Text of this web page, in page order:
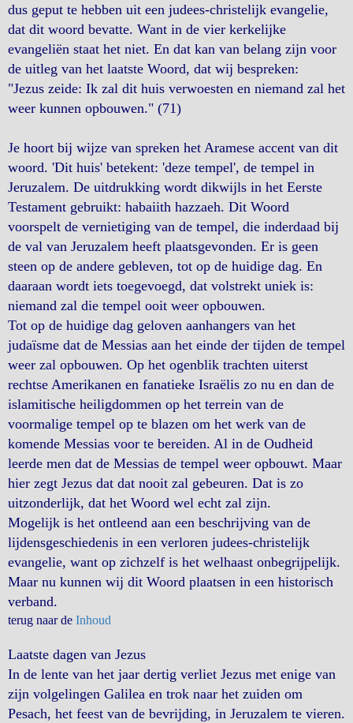
dus geput te hebben uit een judees-christelijk evangelie,
dat dit woord bevatte. Want in de vier kerkelijke
evangeliën staat het niet. En dat kan van belang zijn voor
de uitleg van het laatste Woord, dat wij bespreken:
"Jezus zeide: Ik zal dit huis verwoesten en niemand zal het
weer kunnen opbouwen." (71)
Je hoort bij wijze van spreken het Aramese accent van dit
woord. 'Dit huis' betekent: 'deze tempel', de tempel in
Jeruzalem. De uitdrukking wordt dikwijls in het Eerste
Testament gebruikt: habaiith hazzaeh. Dit Woord
voorspelt de vernietiging van de tempel, die inderdaad bij
de val van Jeruzalem heeft plaatsgevonden. Er is geen
steen op de andere gebleven, tot op de huidige dag. En
daaraan wordt iets toegevoegd, dat volstrekt uniek is:
niemand zal die tempel ooit weer opbouwen.
Tot op de huidige dag geloven aanhangers van het
judaïsme dat de Messias aan het einde der tijden de tempel
weer zal opbouwen. Op het ogenblik trachten uiterst
rechtse Amerikanen en fanatieke Israëlis zo nu en dan de
islamitische heiligdommen op het terrein van de
voormalige tempel op te blazen om het werk van de
komende Messias voor te bereiden. Al in de Oudheid
leerde men dat de Messias de tempel weer opbouwt. Maar
hier zegt Jezus dat dat nooit zal gebeuren. Dat is zo
uitzonderlijk, dat het Woord wel echt zal zijn.
Mogelijk is het ontleend aan een beschrijving van de
lijdensgeschiedenis in een verloren judees-christelijk
evangelie, want op zichzelf is het welhaast onbegrijpelijk.
Maar nu kunnen wij dit Woord plaatsen in een historisch
verband.
terug naar de Inhoud
Laatste dagen van Jezus
In de lente van het jaar dertig verliet Jezus met enige van
zijn volgelingen Galilea en trok naar het zuiden om
Pesach, het feest van de bevrijding, in Jeruzalem te vieren.